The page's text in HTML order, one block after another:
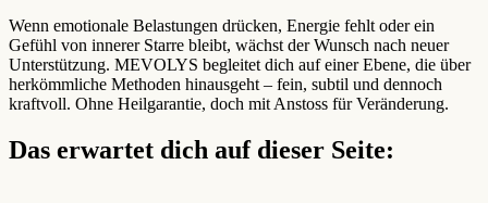
Wenn emotionale Belastungen drücken, Energie fehlt oder ein
Gefühl von innerer Starre bleibt, wächst der Wunsch nach neuer
Unterstützung. MEVOLYS begleitet dich auf einer Ebene, die über
herkömmliche Methoden hinausgeht – fein, subtil und dennoch
kraftvoll. Ohne Heilgarantie, doch mit Anstoss für Veränderung.
Das erwartet dich auf dieser Seite: